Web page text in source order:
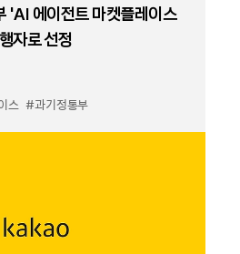
‘AI 에이전트 마켓플레이스
자로 선정
스 #과기정통부